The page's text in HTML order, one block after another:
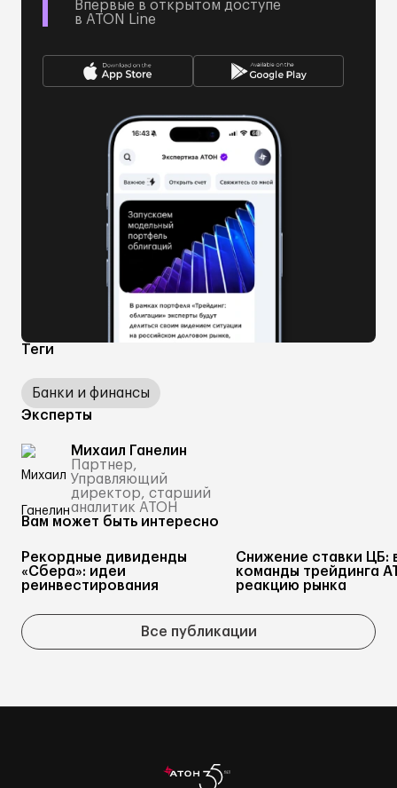
Теги
Банки и финансы
Эксперты
Михаил Ганелин
Партнер,
Управляющий
директор, старший
аналитик АТОН
Впервые в открытом доступе
в ATON Line
Вам может быть интересно
Рекордные дивиденды
«Сбера»: идеи
реинвестирования
Снижение ставки ЦБ:
команды трейдинга
реакцию рынка
Все публикации